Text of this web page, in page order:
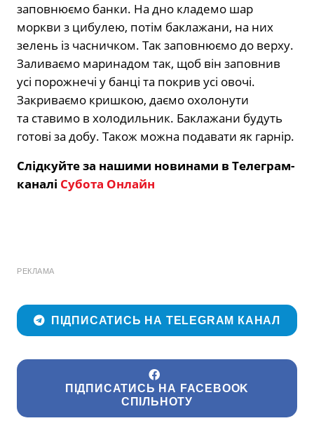
заповнюємо банки. На дно кладемо шар
моркви з цибулею, потім баклажани, на них
зелень із часничком. Так заповнюємо до верху.
Заливаємо маринадом так, щоб він заповнив
усі порожнечі у банці та покрив усі овочі.
Закриваємо кришкою, даємо охолонути
та ставимо в холодильник. Баклажани будуть
готові за добу. Також можна подавати як гарнір.
Слідкуйте за нашими новинами в Телеграм-
каналі Субота Онлайн
РЕКЛАМА
ПІДПИСАТИСЬ НА TELEGRAM КАНАЛ
ПІДПИСАТИСЬ НА FACEBOOK
СПІЛЬНОТУ